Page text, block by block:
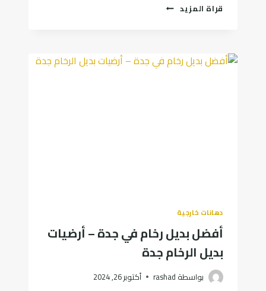
قراة المزيد ديكورات
التلفزيون
دهانات خارجية
أفضل بديل رخام في جدة – أرضيات
بديل الرخام جدة
بواسطة rashad أكتوبر 26, 2024